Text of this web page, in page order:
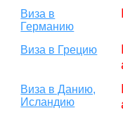
Виза в
Германию
Виза в Грецию
Виза в Данию,
Исландию